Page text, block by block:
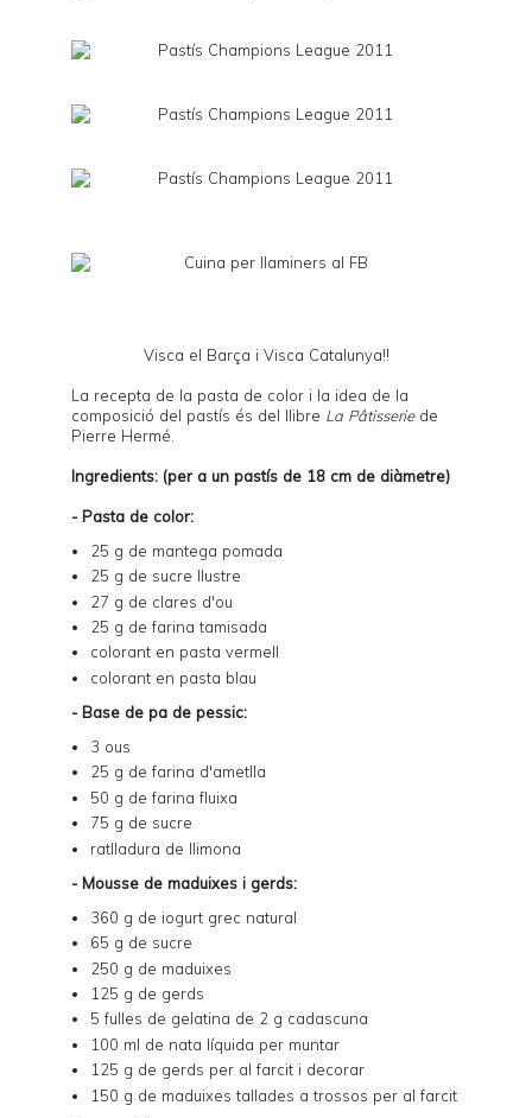
Visca el Barça i Visca Catalunya!!
La recepta de la pasta de color i la idea de la
composició del pastís és del llibre La Pâtisseriede
Pierre Hermé.
Ingredients: (per a un pastís de 18 cm de diàmetre)
- Pasta de color:
25 g de mantega pomada
25 g de sucre llustre
27 g de clares d'ou
25 g de farina tamisada
colorant en pasta vermell
colorant en pasta blau
- Base de pa de pessic:
3 ous
25 g de farina d'ametlla
50 g de farina fluixa
75 g de sucre
ratlladura de llimona
- Mousse de maduixes i gerds:
360 g de iogurt grec natural
65 g de sucre
250 g de maduixes
125 g de gerds
5 fulles de gelatina de 2 g cadascuna
100 ml de nata líquida per muntar
125 g de gerds per al farcit i decorar
150 g de maduixes tallades a trossos per al farcit